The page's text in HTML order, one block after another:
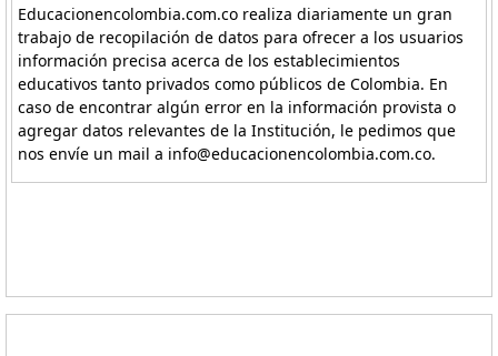
Educacionencolombia.com.co realiza diariamente un gran
trabajo de recopilación de datos para ofrecer a los usuarios
información precisa acerca de los establecimientos
educativos tanto privados como públicos de Colombia. En
caso de encontrar algún error en la información provista o
agregar datos relevantes de la Institución, le pedimos que
nos envíe un mail a info@educacionencolombia.com.co.